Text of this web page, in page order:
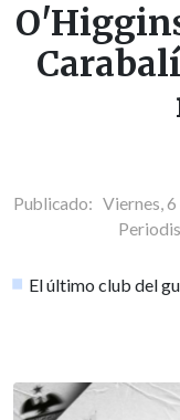
Publicado: Viernes,
El último club del